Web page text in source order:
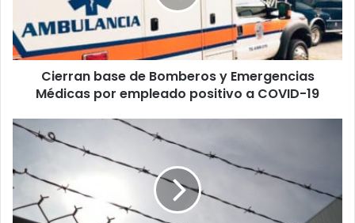
Emergencias
Médicas
por
empleado
positivo
19
Cierran base de Bomberos y Emergencias
Médicas por empleado positivo a COVID-19
Dos
confinados
escapan
de
cárcel